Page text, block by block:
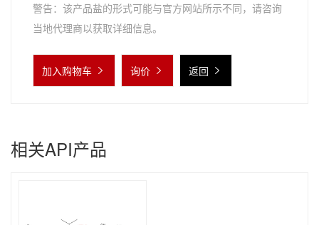
警告：该产品盐的形式可能与官方网站所示不同，请咨询
当地代理商以获取详细信息。
加入购物车 询价 返回
相关API产品